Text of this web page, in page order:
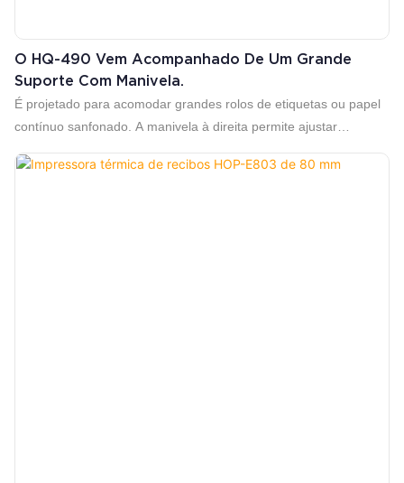
O HQ-490 Vem Acompanhado De Um Grande
Suporte Com Manivela.
É projetado para acomodar grandes rolos de etiquetas ou papel
contínuo sanfonado. A manivela à direita permite ajustar
manualmente a tensão do rolo de papel ou rebobinar o liner
(papel de suporte) suavemente após a impressão, evitando que